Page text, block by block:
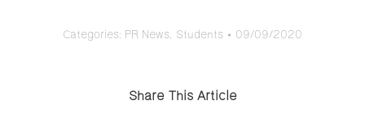
Categories: PR News, Students 09/09/2020
Share This Article